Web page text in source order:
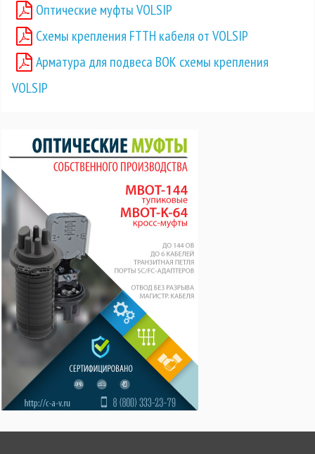
Оптические муфты VOLSIP
Схемы крепления FTTH кабеля от VOLSIP
Арматура для подвеса ВОК схемы крепления
VOLSIP